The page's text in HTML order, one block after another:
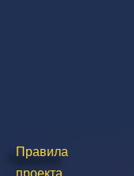
Правила